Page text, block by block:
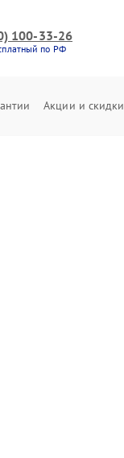
100-33-26
по РФ
Акции и скидки